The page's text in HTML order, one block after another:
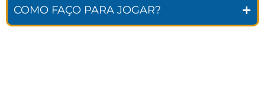
COMO FAÇO PARA JOGAR?